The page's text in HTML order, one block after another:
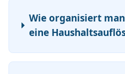
Wie organisiert
eine